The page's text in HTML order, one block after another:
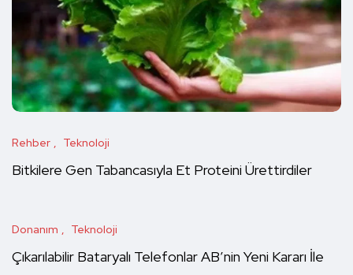
Rehber Teknoloji
Bitkilere Gen Tabancasıyla Et Proteini Ürettirdiler
Donanım Teknoloji
Çıkarılabilir Bataryalı Telefonlar AB’nin Yeni Kararı İle